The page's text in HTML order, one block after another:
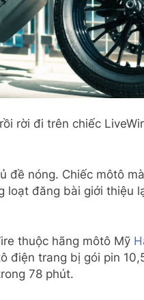
rời đi trên chiếc
đề nóng. Chiếc môtô
loạt đăng bài giới thiệu
thuộc hãng môtô Mỹ
điện trang bị gói pin
78 phút.